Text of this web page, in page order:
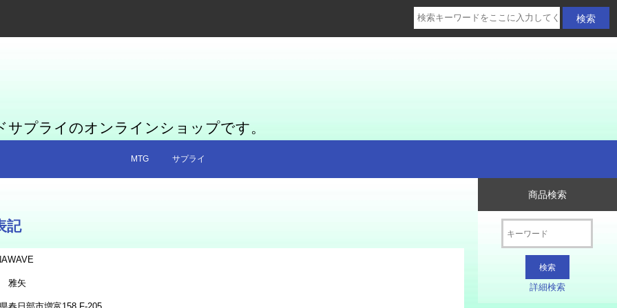
プライのオンラインショップです。
MTG サプライ
記
雅矢
商品検索
詳細検索